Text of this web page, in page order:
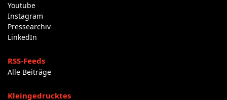
Youtube
Instagram
Pressearchiv
LinkedIn
RSS-Feeds
Alle Beiträge
Kleingedrucktes